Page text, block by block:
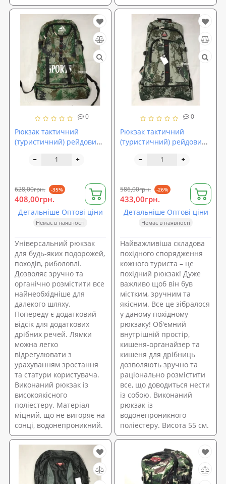
0
Рюкзак тактичний
(туристичний) рейдовий
628,00грн. -35%
408,00грн.
Детальніше Оптові ціни
Немає в наявності
Універсальний рюкзак
для будь-яких подорожей,
походів, риболовлі.
Дозволяє зручно та
органічно розмістити все
найнеобхідніше для
далекого шляху.
Попереду є додатковий
відсік для додаткових
дрібних речей. Лямки
можна легко
відрегулювати з
урахуванням зростання
та статури користувача.
Виконаний рюкзак із
високоякісного
поліестеру. Матеріал
міцний, що не вигоряє на
сонці, водонепроникний.
0
Рюкзак тактичний
(туристичний) рейдовий
586,00грн. -26%
433,00грн.
Детальніше Оптові ціни
Немає в наявності
Найважливіша складова
похідного спорядження
кожного туриста – це
похідний рюкзак! Дуже
важливо щоб він був
містким, зручним та
якісним. Все це зібралося
у даному похідному
рюкзаку! Об'ємний
внутрішній простір,
кишеня-органайзер та
кишеня для дрібниць
дозволяють зручно та
раціонально розмістити
все, що доводиться нести
із собою. Виконаний
рюкзак із
водонепроникного
поліестеру. Висота 55 см.